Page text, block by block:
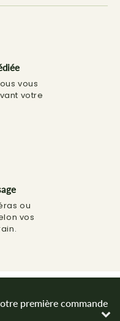
vous
votre
ou
vos
première commande